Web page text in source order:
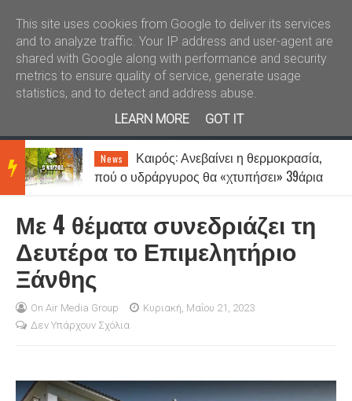
Καλώς ήλθατε Kral News
BRE
AKIN
NEW
News
Καιρός: Ανεβαίνει η θερμοκρασία,
πού ο υδράργυρος θα «χτυπήσει» 39άρια
Με 4 θέματα συνεδριάζει τη
Δευτέρα το Επιμελητήριο
Ξάνθης
On Air Media Group
Κυριακή, Μαΐου 21, 2023
Δεν Υπάρχουν Σχόλια
This site uses cookies from Google to deliver its services
and to analyze traffic. Your IP address and user-agent are
shared with Google along with performance and security
metrics to ensure quality of service, generate usage
statistics, and to detect and address abuse.
LEARN MORE
GOT IT